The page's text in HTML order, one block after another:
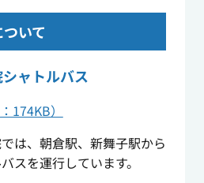
いて
ャトルバス
174KB）
は、朝倉駅、新舞子駅から
スを運行しています。